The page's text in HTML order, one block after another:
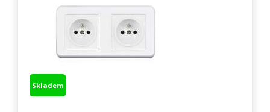
Skladem